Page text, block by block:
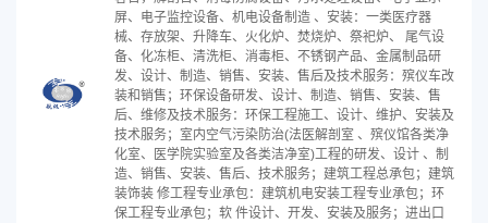
屏、电子监控设备、机电设备制造 、安装：一类医疗器
械、存放架、升降车、火化炉、焚烧炉、祭祀炉、 尾气设
备、化冻柜、清洗柜、消毒柜、不锈钢产品、金属制品研
发、设计、制造、销售、安装、售后及技术服务：殡仪车改
装和销售；环保设备研发、设计、制造、销售、安装、售
后、维修及技术服务：环保工程施工、设计、维护、安装及
技术服务；室内空气污染防治(法医解剖室 、殡仪馆各类净
化室、医学院实验室及各类洁净室)工程的研发、设计 、制
造、销售、安装、售后、技术服务；建筑工程总承包；建筑
装饰装 修工程专业承包：建筑机电安装工程专业承包；环
保工程专业承包；软 件设计、开发、安装及服务；进出口